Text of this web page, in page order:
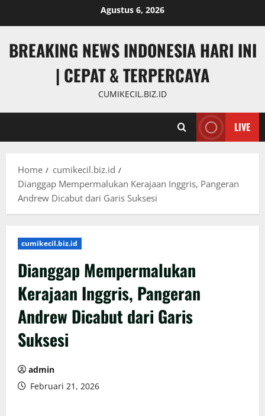
Agustus 6, 2026
BREAKING NEWS INDONESIA HARI INI
| CEPAT & TERPERCAYA
CUMIKECIL.BIZ.ID
LIVE
Home
cumikecil.biz.id
Dianggap Mempermalukan Kerajaan Inggris, Pangeran
Andrew Dicabut dari Garis Suksesi
cumikecil.biz.id
Dianggap Mempermalukan
Kerajaan Inggris, Pangeran
Andrew Dicabut dari Garis
Suksesi
admin
Februari 21, 2026